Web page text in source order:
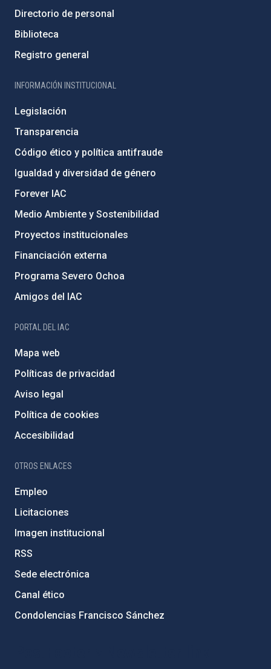
Directorio de personal
Biblioteca
Registro general
INFORMACIÓN INSTITUCIONAL
Legislación
Transparencia
Código ético y política antifraude
Igualdad y diversidad de género
Forever IAC
Medio Ambiente y Sostenibilidad
Proyectos institucionales
Financiación externa
Programa Severo Ochoa
Amigos del IAC
PORTAL DEL IAC
Mapa web
Políticas de privacidad
Aviso legal
Política de cookies
Accesibilidad
OTROS ENLACES
Empleo
Licitaciones
Imagen institucional
RSS
Sede electrónica
Canal ético
Condolencias Francisco Sánchez